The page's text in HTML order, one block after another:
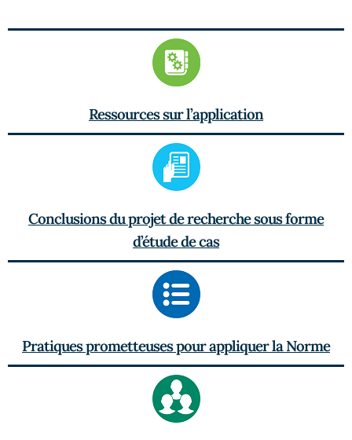
Ressources sur l’application
Conclusions du projet de recherche sous forme
d’étude de cas
Pratiques prometteuses pour appliquer la Norme